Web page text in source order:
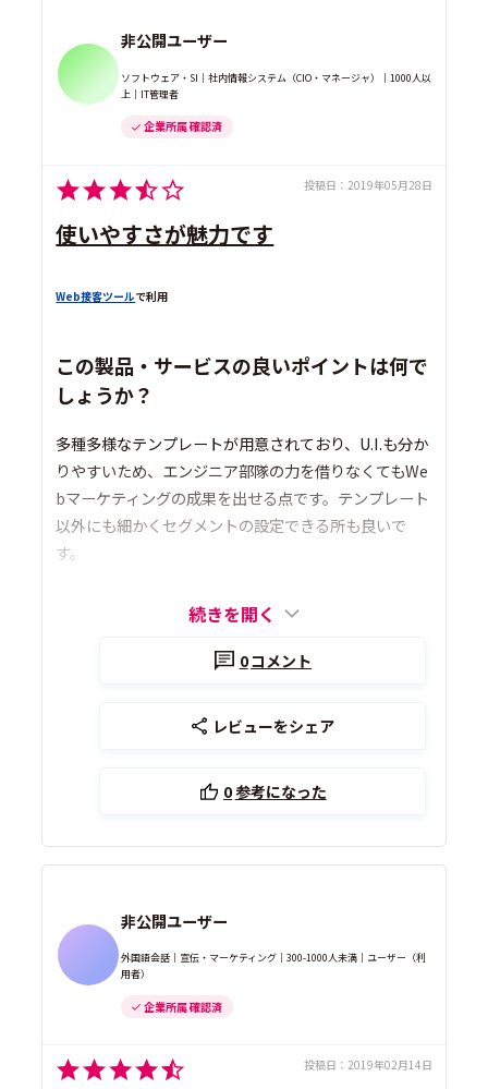
非公開ユーザー
ソフトウェア・SI｜社内情報システム（CIO・マネージャ）｜1000人以
上｜IT管理者
企業所属 確認済
投稿日： 2019年05月28日
使いやすさが魅力です
Web接客ツールで利用
この製品・サービスの良いポイントは何で
しょうか？
多種多様なテンプレートが用意されており、U.I.も分か
りやすいため、エンジニア部隊の力を借りなくてもWe
bマーケティングの成果を出せる点です。テンプレート
以外にも細かくセグメントの設定できる所も良いで
す。
続きを開く
0コメント
レビューをシェア
0参考になった
非公開ユーザー
外国語会話｜宣伝・マーケティング｜300-1000人未満｜ユーザー（利
用者）
企業所属 確認済
投稿日： 2019年02月14日